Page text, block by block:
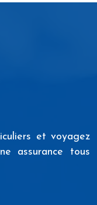
et voyagez
assurance tous